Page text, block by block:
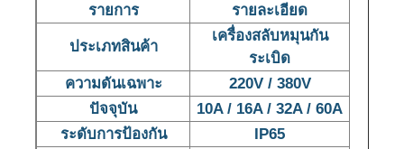
รายการ
รายละเอียด
ประเภทสินค้า
เครื่องสลับหมุนกัน
ระเบิด
ความดันเฉพาะ
220V / 380V
ปัจจุบัน
10A / 16A / 32A / 60A
ระดับการป้องกัน
IP65